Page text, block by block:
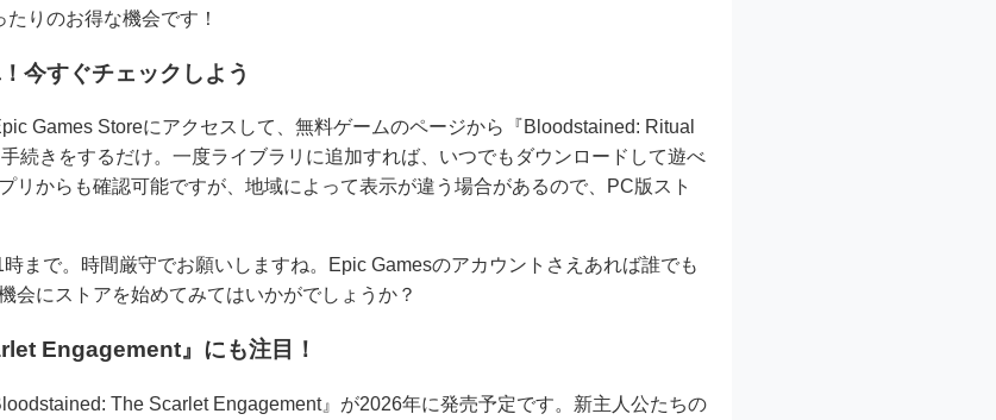
りのお得な機会です！
今すぐチェックしよう
Games Storeにアクセスして、無料ゲームのページから『Bloodstained: Ritual
続きをするだけ。一度ライブラリに追加すれば、いつでもダウンロードして遊べ
リからも確認可能ですが、地域によって表示が違う場合があるので、PC版スト
まで。時間厳守でお願いしますね。Epic Gamesのアカウントさえあれば誰でも
会にストアを始めてみてはいかがでしょうか？
Engagement』にも注目！
The Scarlet Engagement』が2026年に発売予定です。新主人公たちの